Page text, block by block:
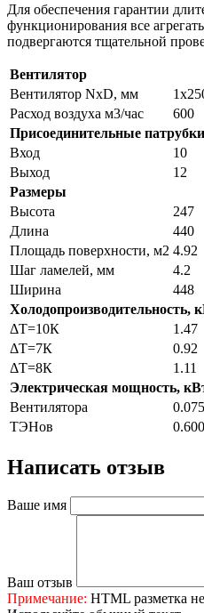
Для обеспечения гарантии
функционирования все
подвергаются тщательной
Вентилятор
Вентилятор NxD, мм
Расход воздуха м3/час
600
Присоединительные патрубки
Вход
10
Выход
12
Размеры
Высота
247
Длина
440
Площадь поверхности, м2 4.92
Шаг ламелей, мм
4.2
Ширина
448
Холодопроизводительность,
ΔТ=10К
1.47
ΔТ=7К
0.92
ΔТ=8К
1.11
Электрическая мощность,
Вентилятора
0.075
ТЭНов
Написать отзыв
Ваше имя
Ваш отзыв
Примечание: HTML разметка